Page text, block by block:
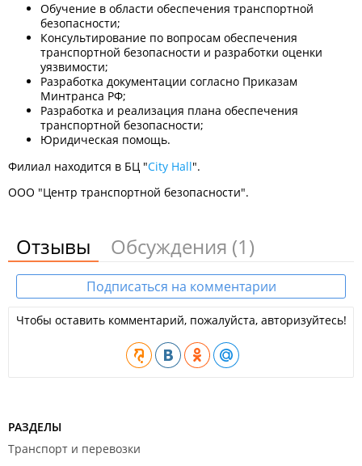
Обучение в области обеспечения транспортной
безопасности;
Консультирование по вопросам обеспечения
транспортной безопасности и разработки оценки
уязвимости;
Разработка документации согласно Приказам
Минтранса РФ;
Разработка и реализация плана обеспечения
транспортной безопасности;
Юридическая помощь.
Филиал находится в БЦ "City Hall".
ООО "Центр транспортной безопасности".
Отзывы Обсуждения (1)
Подписаться на комментарии
Чтобы оставить комментарий, пожалуйста, авторизуйтесь!
РАЗДЕЛЫ
Транспорт и перевозки